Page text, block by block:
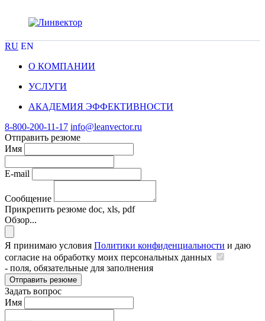
RU EN
О КОМПАНИИ
УСЛУГИ
АКАДЕМИЯ ЭФФЕКТИВНОСТИ
8-800-200-11-17 info@leanvector.ru
Отправить резюме
Имя
E-mail
Сообщение
Прикрепить резюме doc, xls, pdf
Обзор...
Я принимаю условия Политики конфиденциальности и даю
согласие на обработку моих персональных данных
- поля, обязательные для заполнения
Отправить резюме
Задать вопрос
Имя